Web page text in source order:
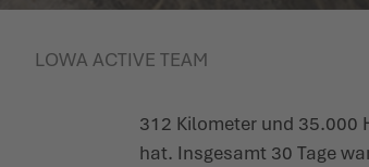
LOWA ACTIVE TEAM
312 Kilometer und 35.000
hat. Insgesamt 30 Tage